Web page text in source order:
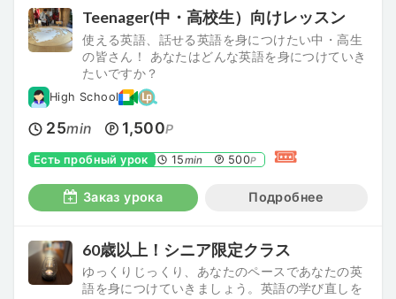
Teenager(中・高校生）向けレッスン
使える英語、話せる英語を身につけたい中・高生
の皆さん！ あなたはどんな英語を身につけていき
たいですか？
High School
25min 1,500P
Есть пробный урок 15min 500P
Заказ урока Подробнее
60歳以上！シニア限定クラス
ゆっくりじっくり、あなたのペースであなたの英
語を身につけていきましょう。英語の学び直しを